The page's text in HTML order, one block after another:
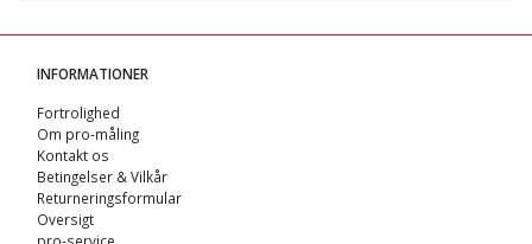
INFORMATIONER
Fortrolighed
Om pro-måling
Kontakt os
Betingelser & Vilkår
Returneringsformular
Oversigt